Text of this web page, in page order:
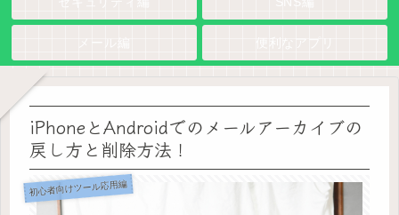
iPhoneとAndroidでのメールアーカイブの
戻し方と削除方法！
初心者向けツール応用編